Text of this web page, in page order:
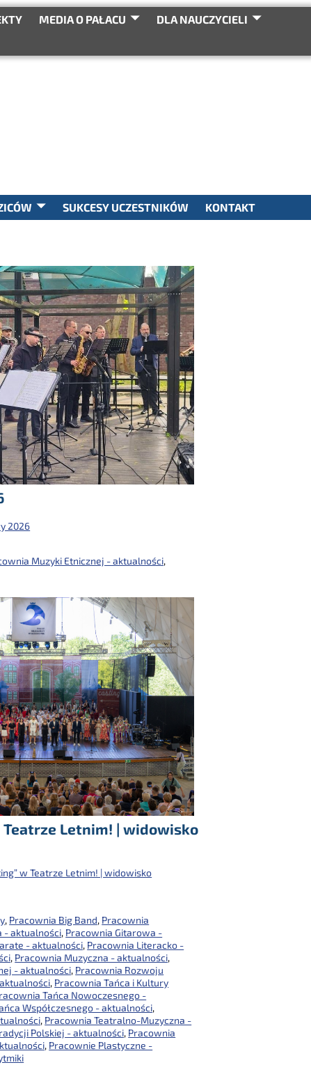
MEDIA O PAŁACU
DLA NAUCZYCIELI
SEARCH
SUKCESY UCZESTNIKÓW KONTAKT
2026
Muzyki Etnicznej - aktualności,
Teatrze Letnim! | widowisko
w Teatrze Letnim! | widowisko
, Pracownia Big Band, Pracownia
- aktualności, Pracownia Gitarowa -
- aktualności, Pracownia Literacko -
, Pracownia Muzyczna - aktualności,
- aktualności, Pracownia Rozwoju
, Pracownia Tańca i Kultury
Tańca Nowoczesnego -
Współczesnego - aktualności,
, Pracownia Teatralno-Muzyczna -
Polskiej - aktualności, Pracownia
, Pracownie Plastyczne -